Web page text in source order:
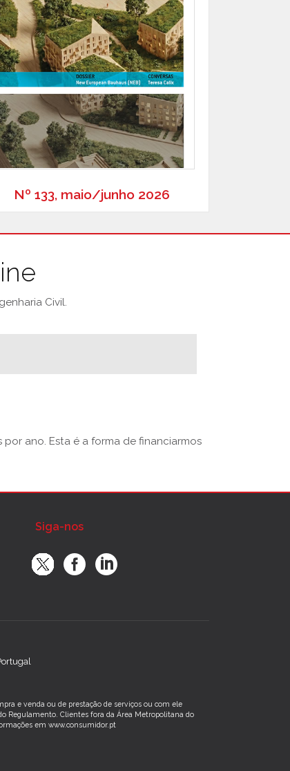
Nº 133, maio/junho 2026
Civil.
ano. Esta é a forma de financiarmos
Siga-nos
e venda ou de prestação de serviços ou com ele
Regulamento. Clientes fora da Área Metropolitana do
em www.consumidor.pt